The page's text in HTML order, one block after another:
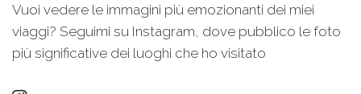
Vuoi vedere le immagini più emozionanti dei miei
viaggi? Seguimi su Instagram, dove pubblico le foto
più significative dei luoghi che ho visitato